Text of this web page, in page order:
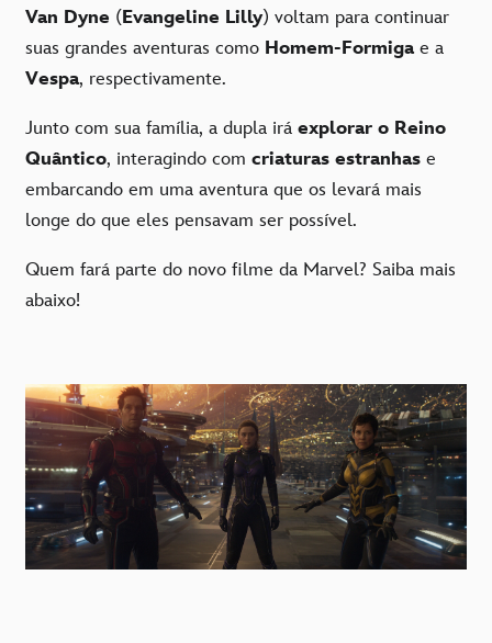
Van Dyne (Evangeline Lilly) voltam para continuar
suas grandes aventuras como Homem-Formigae a
Vespa, respectivamente.
Junto com sua família, a dupla irá explorar o Reino
Quântico, interagindo com criaturas estranhas e
embarcando em uma aventura que os levará mais
longe do que eles pensavam ser possível.
Quem fará parte do novo filme da Marvel? Saiba mais
abaixo!